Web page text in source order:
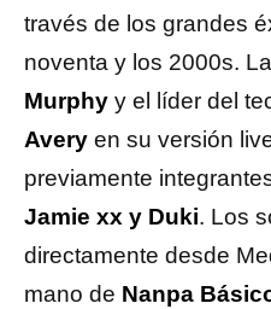
través de los grandes
noventa y los 2000s.
Murphy y el líder del
Avery en su versión
previamente
Jamie xx y Duki. Los
directamente desde
mano de Nanpa